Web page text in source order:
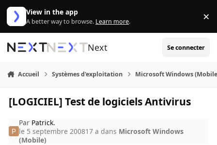
Aller au contenu
View in the app
A better way to browse. Learn more. ×
Next Se connecter
Accueil Systèmes d'exploitation Microsoft Windows
[LOGICIEL] Test de logiciels Antivirus
Par Patrick.
le 5 septembre 200817 a dans Microsoft Windows
(Mobile)